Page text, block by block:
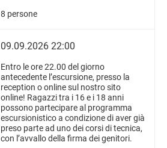
8 persone
09.09.2026 22:00
Entro le ore 22.00 del giorno
antecedente l’escursione, presso la
reception o online sul nostro sito
online! Ragazzi tra i 16 e i 18 anni
possono partecipare al programma
escursionistico a condizione di aver già
preso parte ad uno dei corsi di tecnica,
con l’avvallo della firma dei genitori.